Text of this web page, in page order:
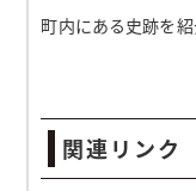
町内にある史跡を紹
関連リンク